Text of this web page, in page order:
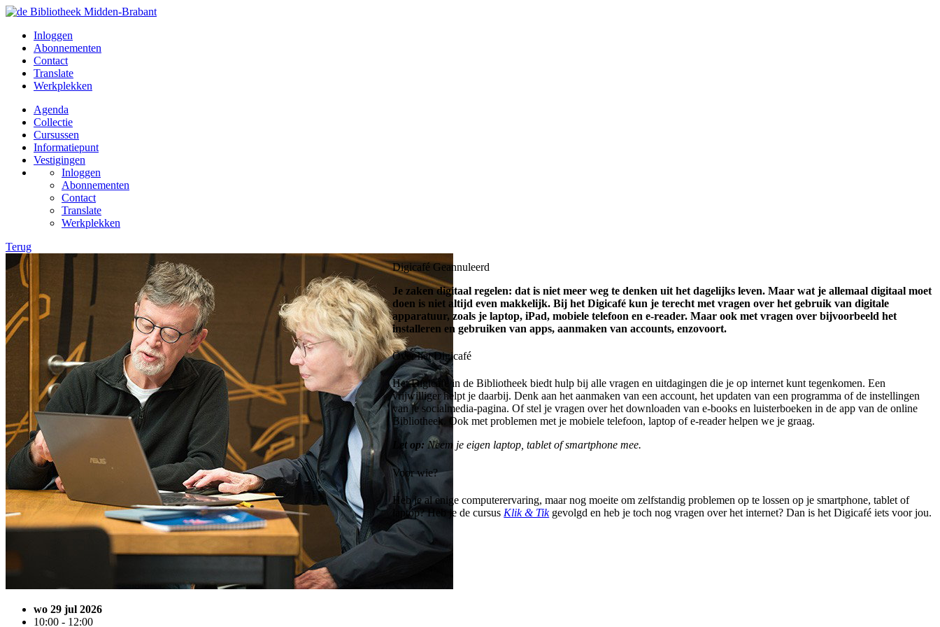
Inloggen
Abonnementen
Contact
Translate
Werkplekken
Agenda
Collectie
Cursussen
Informatiepunt
Vestigingen
Inloggen
Abonnementen
Contact
Translate
Werkplekken
Terug
wo 29 jul 2026
10:00 - 12:00
DigicaféGeannuleerd
Je zaken digitaal regelen: dat is niet meer weg te denken uit het dagelijks leven. Maar wat je allemaal digitaal moet
doen is niet altijd even makkelijk. Bij het Digicafé kun je terecht met vragen over het gebruik van digitale
apparatuur, zoals je laptop, iPad, mobiele telefoon en e-reader. Maar ook met vragen over bijvoorbeeld het
installeren en gebruiken van apps, aanmaken van accounts, enzovoort.
Over het Digicafé
Het Digicafé in de Bibliotheek biedt hulp bij alle vragen en uitdagingen die je op internet kunt tegenkomen. Een
vrijwilliger helpt je daarbij. Denk aan het aanmaken van een account, het updaten van een programma of de instellingen
van je socialmedia-pagina. Of stel je vragen over het downloaden van e-books en luisterboeken in de app van de online
Bibliotheek. Ook met problemen met je mobiele telefoon, laptop of e-reader helpen we je graag.
Let op: Neem je eigen laptop, tablet of smartphone mee.
Voor wie?
Heb je al enige computerervaring, maar nog moeite om zelfstandig problemen op te lossen op je smartphone, tablet of
laptop? Heb je de cursus Klik & Tikgevolgd en heb je toch nog vragen over het internet? Dan is het Digicafé iets voor jou.